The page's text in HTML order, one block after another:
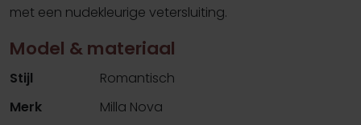
met een nudekleurige vetersluiting.
Model & materiaal
Stijl
Romantisch
Merk
Milla Nova